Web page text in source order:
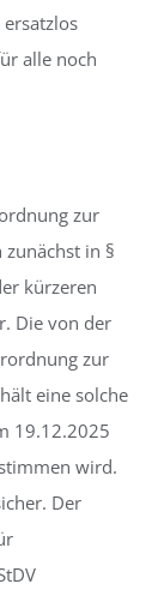
ersatzlos
alle noch
zur
in §
kürzeren
Die von der
zur
eine solche
19.12.2025
wird.
Der